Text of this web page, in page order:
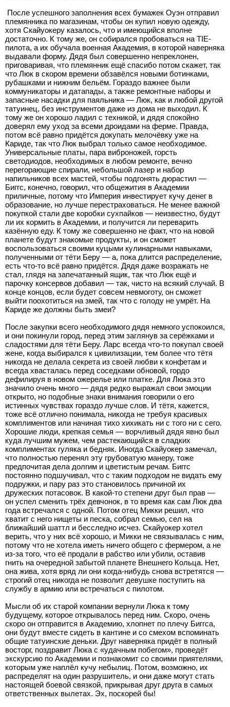
После успешного заполнения всех бумажек Оуэн отправил
племянника по магазинам, чтобы он купил новую одежду,
хотя Скайуокеру казалось, что и имеющийся вполне
достаточно. К тому же, он собирался пробоваться на TIE-
пилота, а их обучала военная Академия, в которой наверняка
выдавали форму. Дядя был совершенно непреклонен,
приговаривая, что племянник ещё спасибо потом скажет, так
что Люк в скором времени обзавёлся новыми ботинками,
рубашками и нижним бельём. Гораздо важнее были
коммуникаторы и датапады, а также ремонтные наборы и
запасные насадки для паяльника — Люк, как и любой другой
татуинец, без инструментов даже из дома не выходил. К
тому же он хорошо ладил с техникой, и дядя спокойно
доверял ему уход за всеми дроидами на ферме. Правда,
потом всё равно придётся докупать мелочёвку уже на
Кариде, так что Люк выбрал только самое необходимое.
Универсальные платы, пара виброножей, горсть
светодиодов, необходимых в любом ремонте, вечно
перегорающие спирали, небольшой лазер и набор
напильников всех мастей, чтобы подгонять дюрастил —
Биггс, конечно, говорил, что общежития в Академии
приличные, потому что Империя инвестирует кучу денег в
образование, но лучше перестраховаться. Не менее важной
покупкой стали две коробки сухпайков — неизвестно, будут
ли их кормить в Академии, и получится ли переварить
казённую еду. К тому же совершенно не факт, что на новой
планете будут знакомые продукты, и он сможет
воспользоваться своими куцыми кулинарными навыками,
полученными от тёти Беру — а, пока длится распределение,
есть что-то всё равно придётся. Дядя даже возражать не
стал, глядя на запечатанный ящик, так что Люк ещё и
парочку консервов добавил — так, чисто на всякий случай. В
конце концов, если будет совсем невмоготу, он сможет
выйти поохотиться на змей, так что с голоду не умрёт. На
Кариде же должны быть змеи?
После закупки всего необходимого дядя немного успокоился,
и они покинули город, перед этим заглянув за серёжками и
сладостями для тёти Беру. Ларс всегда что-то покупал своей
жене, когда выбирался к цивилизации, тем более что тётя
никогда не делала секрета из своей любви к конфетам и
всегда хвасталась перед соседками обновой, гордо
дефилируя в новом ожерелье или платке. Для Люка это
значило очень много — дядя редко выражал свои эмоции
открыто, но подобные знаки внимания говорили о его
истинных чувствах гораздо лучше слов. И тётя, кажется,
тоже всё отлично понимала, никогда не требуя красивых
комплиментов или начиная тихо хихикать ни с того ни с сего.
Хорошие люди, крепкая семья — ворчливый дядя явно был
куда лучшим мужем, чем растекающийся в сладких
комплиментах гуляка и бедняк. Иногда Скайуокер замечал,
что полностью перенял эту грубоватую манеру, тоже
предпочитая дела долгим и цветистым речам. Биггс
постоянно подшучивал, что с таким подходом не видать ему
подружки, и пару раз это становилось причиной их
дружеских потасовок. В какой-то степени друг был прав —
он успел сменить трёх девчонок, в то время как сам Люк два
года встречался с одной. Потом отец Микки решил, что
хватит с него нищеты и песка, собрал семью, сел на
ближайший шаттл и бесследно исчез. Скайуокер хотел
верить, что у них всё хорошо, и Микки не связывалась с ним,
потому что не хотела иметь ничего общего с фермером, а не
из-за того, что её продали в рабство или убили, оставив
гнить на очередной забытой планете Внешнего Кольца. Нет,
она жива, хотя вряд ли они когда-нибудь снова встретятся —
строгий отец никогда не позволит девушке поступить на
службу в армию или встречаться с пилотом.
Мысли об их старой компании вернули Люка к тому
будущему, которое открывалось перед ним. Скоро, очень
скоро он отправится в Академию, хлопнет по плечу Биггса,
они будут вместе сидеть в кантине и со смехом вспоминать
общие татуинские деньки. Друг наверняка придёт в полный
восторг, поздравит Люка с «удачным побегом», проведёт
экскурсию по Академии и познакомит со своими приятелями,
которым уже наплёл кучу небылиц. Потом, возможно, их
распределят на один разрушитель, и они даже могут стать
настоящей боевой связкой, прикрывая друг друга в самых
ответственных вылетах. Эх, поскорей бы!